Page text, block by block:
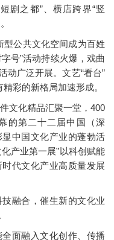
剧之都”、横店跨界“竖
公共文化空间成为百姓
字号”活动持续火爆，戏曲
动广泛开展。文艺“看台”
彩的新格局加速形成。
化精品汇聚一堂，400
的第二十二届中国（深
中国文化产业的蓬勃活
产业第一展”以科创赋能
代文化产业高质量发展
融合，催生新的文化业
面融入文化创作、传播